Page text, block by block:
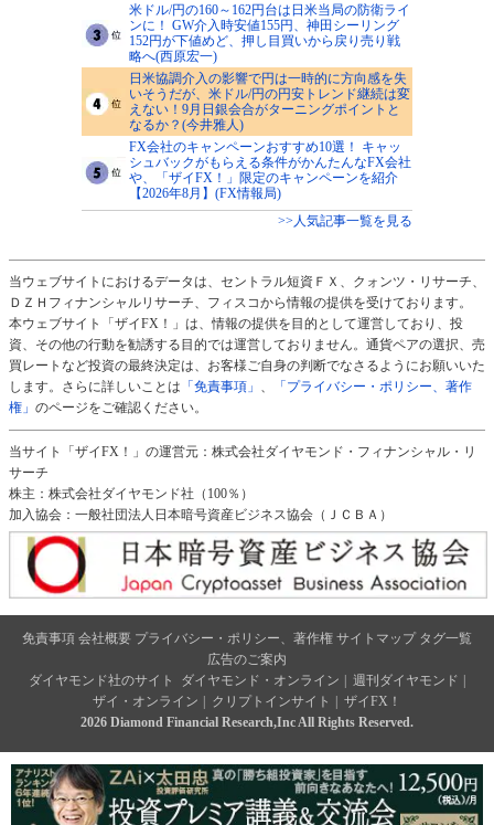
米ドル/円の160～162円台は日米当局の防衛ライ
ンに！ GW介入時安値155円、神田シーリング
152円が下値めど、押し目買いから戻り売り戦
略へ(西原宏一)
日米協調介入の影響で円は一時的に方向感を失
いそうだが、米ドル/円の円安トレンド継続は変
えない！9月日銀会合がターニングポイントと
なるか？(今井雅人)
FX会社のキャンペーンおすすめ10選！ キャッ
シュバックがもらえる条件がかんたんなFX会社
や、「ザイFX！」限定のキャンペーンを紹介
【2026年8月】(FX情報局)
>>人気記事一覧を見る
当ウェブサイトにおけるデータは、セントラル短資ＦＸ、クォンツ・リサーチ、
ＤＺＨフィナンシャルリサーチ、フィスコから情報の提供を受けております。
本ウェブサイト「ザイFX！」は、情報の提供を目的として運営しており、投
資、その他の行動を勧誘する目的では運営しておりません。通貨ペアの選択、売
買レートなど投資の最終決定は、お客様ご自身の判断でなさるようにお願いいた
します。さらに詳しいことは 「免責事項」 、
「プライバシー・ポリシー、著作
権」 のページをご確認ください。
当サイト「ザイFX！」の運営元：株式会社ダイヤモンド・フィナンシャル・リ
サーチ
株主：株式会社ダイヤモンド社（100％）
加入協会：一般社団法人日本暗号資産ビジネス協会（ＪＣＢＡ）
免責事項 会社概要 プライバシー・ポリシー、著作権 サイトマップ タグ一覧
広告のご案内
ダイヤモンド社のサイト
ダイヤモンド・オンライン 週刊ダイヤモンド
ザイ・オンライン
クリプトインサイト
ザイFX！
2026 Diamond Financial Research,Inc All Rights Reserved.